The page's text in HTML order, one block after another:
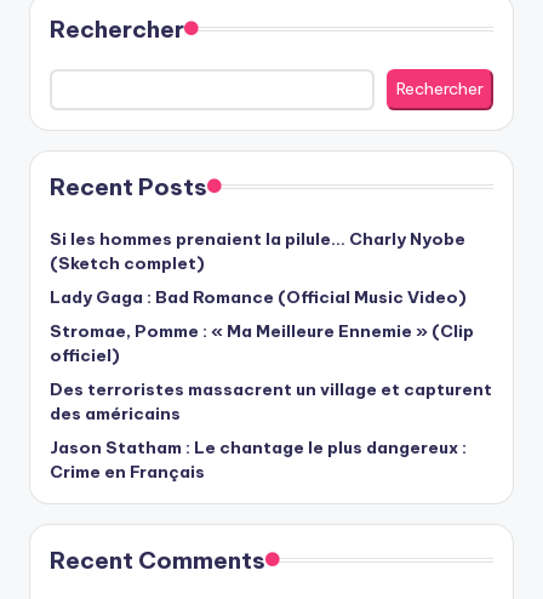
Rechercher
Rechercher
Recent Posts
Si les hommes prenaient la pilule… Charly Nyobe
(Sketch complet)
Lady Gaga : Bad Romance (Official Music Video)
Stromae, Pomme : « Ma Meilleure Ennemie » (Clip
officiel)
Des terroristes massacrent un village et capturent
des américains
Jason Statham : Le chantage le plus dangereux :
Crime en Français
Recent Comments